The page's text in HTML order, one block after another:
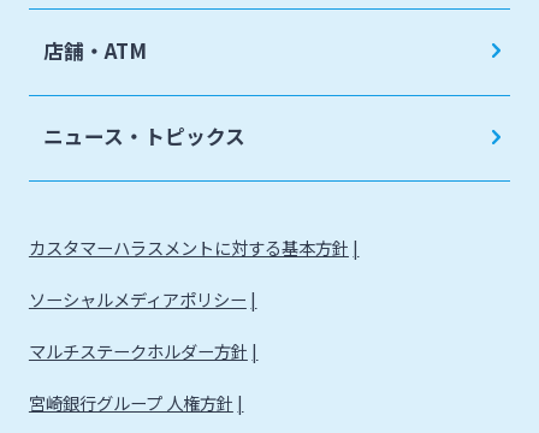
店舗・ATM
ニュース・トピックス
カスタマーハラスメントに対する基本方針
ソーシャルメディアポリシー
マルチステークホルダー方針
宮崎銀行グループ 人権方針